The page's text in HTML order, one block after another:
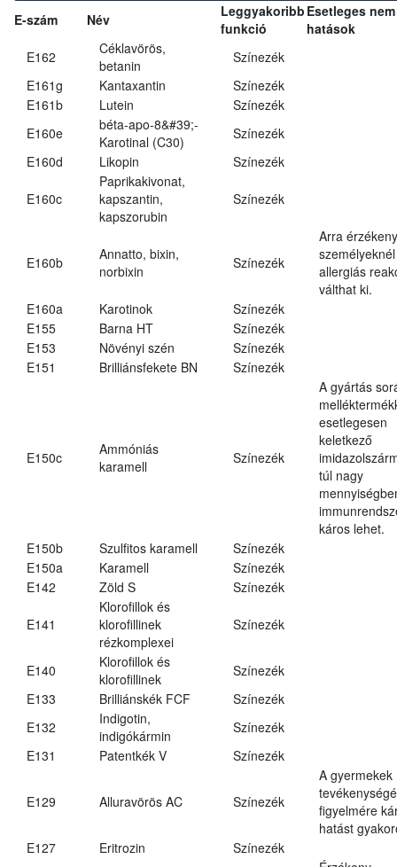
E-szám Név
Leggyakoribb
funkció
Esetleges
hatások
E162
Céklavörös,
betanin
Színezék
E161g
Kantaxantin
Színezék
E161b
Lutein
Színezék
E160e
béta-apo-8&#39;-
Karotinal (C30)
Színezék
E160d
Likopin Színezék
E160c
Paprikakivonat,
kapszantin,
kapszorubin
Színezék
E160b
Annatto, bixin,
norbixin
Színezék
Arra érzékeny
személyeknél
allergiás
válthat ki.
E160a
Karotinok
Színezék
E155
Barna HT
Színezék
E153
Növényi szén
Színezék
E151
Brilliánsfekete BN Színezék
E150c
Ammóniás
karamell
Színezék
A gyártás
esetlegesen
keletkező
túl nagy
káros lehet.
E150b
Szulfitos karamell
Színezék
E150a
Karamell
Színezék
E142
Zöld S Színezék
E141
Klorofillok és
klorofillinek
rézkomplexei
Színezék
E140
Klorofillok és
klorofillinek
Színezék
E133
Brilliánskék FCF
Színezék
E132
Indigotin,
indigókármin
Színezék
E131
Patentkék V Színezék
E129 Alluravörös AC Színezék
A gyermekek
figyelmére
hatást
E127
Eritrozin Színezék